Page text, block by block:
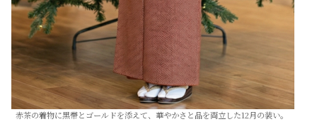
赤茶の着物に黒帯とゴールドを添えて、華やかさと品を両立した12月の装い。